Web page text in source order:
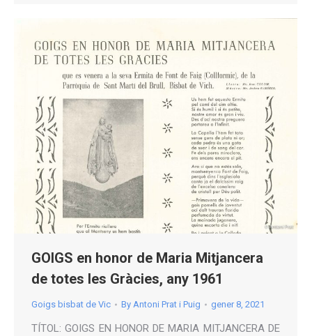
GOIGS en honor de Maria Mitjancera
de totes les Gràcies, any 1961
Goigs bisbat de Vic By Antoni Prat i Puig gener 8, 2021
TÍTOL: GOIGS EN HONOR DE MARIA MITJANCERA DE